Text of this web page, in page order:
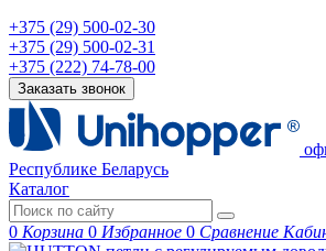
+375 (29) 500-02-30
+375 (29) 500-02-31
+375 (222) 74-78-00
Заказать звонок
Республике Беларусь
Каталог
0 Корзина 0 Избранное 0 Сравнение